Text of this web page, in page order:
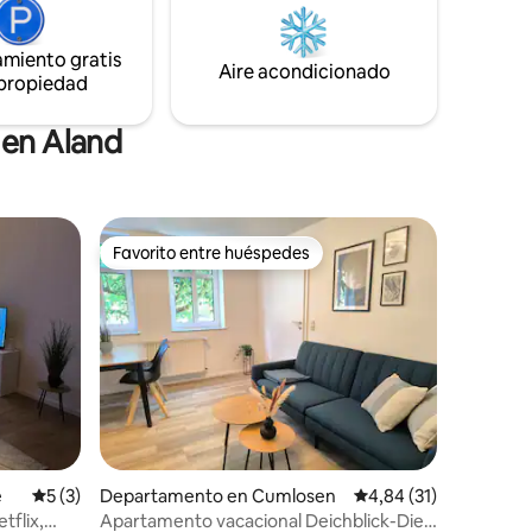
Restaurante en el lugar. Tiendas, cine,
restaurantes, torre de escalada, torre de
buceo, piscina cubierta a 6 km de
gratis
Aire acondicionado
Aland
Calificación promedio: 5 de 5. 3 evaluaciones
5 (3)
Favorito entre huéspedes
Favorito entre huéspedes
Departamento en Cumlosen Calificación
4,84 (31)
Apartamento vacacional Deichblick-Die